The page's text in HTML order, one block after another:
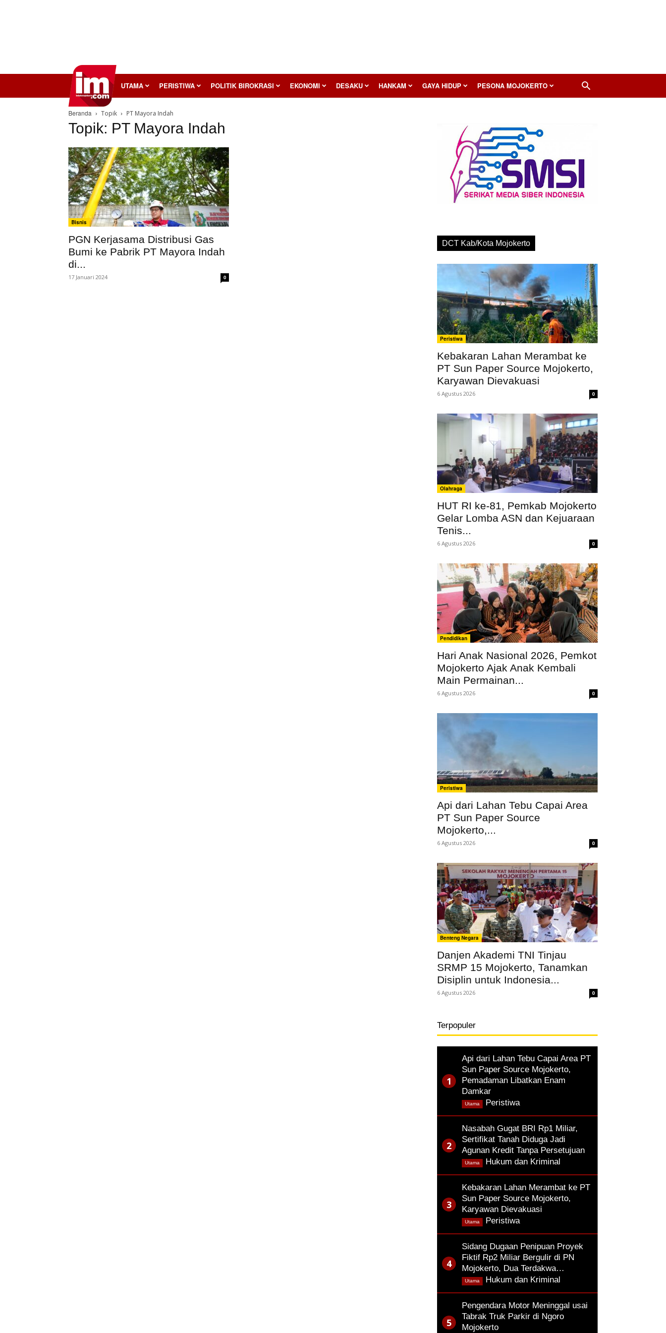
InilahMojokerto UTAMA PERISTIWA POLITIK BIROKRASI EKONOMI DESAKU HANKAM GAYA HIDUP PESONA MOJOKERTO
Beranda Topik PT Mayora Indah
Topik: PT Mayora Indah
Bisnis
PGN Kerjasama Distribusi Gas
Bumi ke Pabrik PT Mayora Indah
di...
17 Januari 2024 0
DCT Kab/Kota Mojokerto
Peristiwa
Kebakaran Lahan Merambat ke
PT Sun Paper Source Mojokerto,
Karyawan Dievakuasi
6 Agustus 2026 0
Olahraga
HUT RI ke-81, Pemkab Mojokerto
Gelar Lomba ASN dan Kejuaraan
Tenis...
6 Agustus 2026 0
Pendidikan
Hari Anak Nasional 2026, Pemkot
Mojokerto Ajak Anak Kembali
Main Permainan...
6 Agustus 2026 0
Peristiwa
Api dari Lahan Tebu Capai Area
PT Sun Paper Source
Mojokerto,...
6 Agustus 2026 0
Benteng Negara
Danjen Akademi TNI Tinjau
SRMP 15 Mojokerto, Tanamkan
Disiplin untuk Indonesia...
6 Agustus 2026 0
Terpopuler
Api dari Lahan Tebu Capai Area PT
Sun Paper Source Mojokerto,
Pemadaman Libatkan Enam
Damkar
Peristiwa,
Utama
Nasabah Gugat BRI Rp1 Miliar,
Sertifikat Tanah Diduga Jadi
Agunan Kredit Tanpa Persetujuan
Hukum dan Kriminal
Utama
Kebakaran Lahan Merambat ke PT
Sun Paper Source Mojokerto,
Karyawan Dievakuasi
Peristiwa,
Utama
Sidang Dugaan Penipuan Proyek
Fiktif Rp2 Miliar Bergulir di PN
Mojokerto, Dua Terdakwa…
Hukum dan Kriminal
Utama
Pengendara Motor Meninggal usai
Tabrak Truk Parkir di Ngoro
Mojokerto